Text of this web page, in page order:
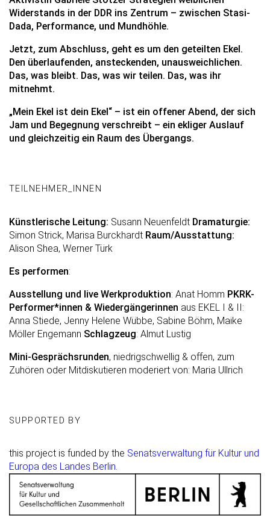
Widerstands in der DDR ins Zentrum – zwischen Stasi-
Dada, Performance, und Mundhöhle.
Jetzt, zum Abschluss, geht es um den geteilten Ekel.
Den überlaufenden, ansteckenden, unausweichlichen.
Das, was bleibt. Das, was wir teilen. Das, was ihr
mitnehmt.
„Mein Ekel ist dein Ekel“ – ist ein offener Abend, der sich
Jam und Begegnung verschreibt – ein ekliger Auslauf
und gleichzeitig ein Raum des Übergangs.
TEILNEHMER_INNEN
Künstlerische Leitung: Susann Neuenfeldt Dramaturgie:
Simon Strick, Marisa Burckhardt Raum/Ausstattung:
Alison Shea, Werner Türk
Es performen:
Ausstellung und live Werkproduktion: Anat Homm PKRK-
Performer*innen & Wiedergängerinnen aus EKEL I & II:
Anna Stiede, Jenny Helene Wübbe, Sabine Böhm, Maike
Möller Engemann Schlagzeug: Almut Lustig
Mini-Gesprächsrunden, niedrigschwellig & offen, zum
Zuhören oder Mitdiskutieren moderiert von: Maria Ullrich
SUPPORTED BY
this project is funded by the Senatsverwaltung für Kultur und
Europa des Landes Berlin.